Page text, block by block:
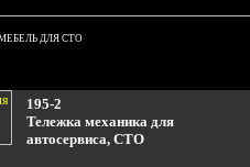
ДЛЯ СТО
195-2
Тележка механика для
автосервиса, СТО